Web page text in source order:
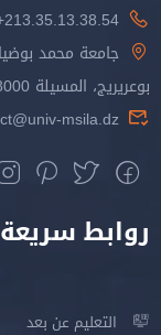
213.35.13.38.54+
جامعة محمد
بوعريريج، المسيلة 28000 الجزائر
msila.dz
روابط سريعة
التعليم عن بعد